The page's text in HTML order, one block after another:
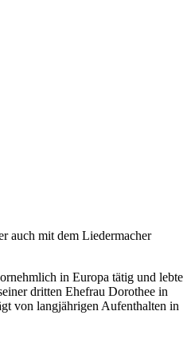
auch mit dem Liedermacher
in Europa tätig und lebte
dritten Ehefrau Dorothee in
von langjährigen Aufenthalten in